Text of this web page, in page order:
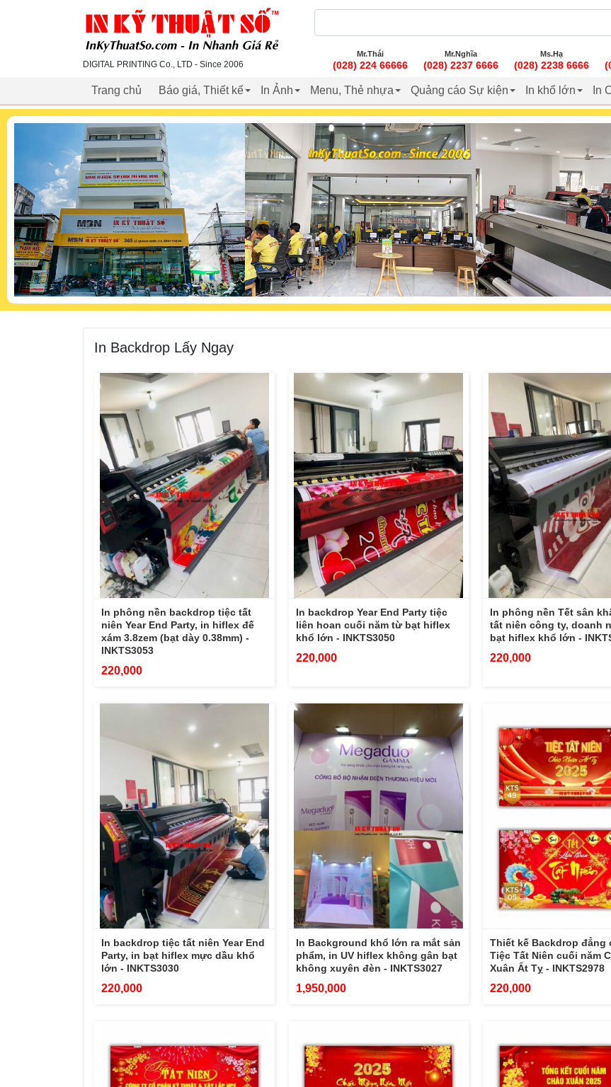
inkythuatso.com
DIGITAL PRINTING Co., LTD - Since 2006
Mr.Thái
(028) 224 66666
Mr.Nghĩa
(028) 2237 6666
Ms.Hạ
(028) 2238 6666
Trang chủ Báo giá, Thiết kế In Ảnh Menu, Thẻ nhựa Quảng cáo Sự kiện In khổ lớn In
In Backdrop Lấy Ngay
In phông nền backdrop tiệc tất
niên Year End Party, in hiflex đế
xám 3.8zem (bạt dày 0.38mm) -
INKTS3053
220,000
In backdrop Year End Party tiệc
liên hoan cuối năm từ bạt hiflex
khổ lớn - INKTS3050
220,000
In phông nền Tết sân
tất niên công ty, doanh
bạt hiflex khổ lớn -
220,000
In backdrop tiệc tất niên Year End
Party, in bạt hiflex mực dầu khổ
lớn - INKTS3030
220,000
In Background khổ lớn ra mắt sản
phẩm, in UV hiflex không gân bạt
không xuyên đèn - INKTS3027
1,950,000
Thiết kế Backdrop đẳng
Tiệc Tất Niên cuối năm
Xuân Ất Tỵ - INKTS2978
220,000